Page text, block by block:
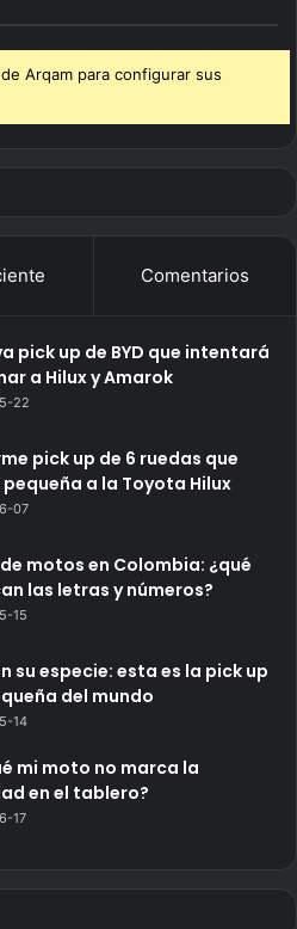
Arqam para configurar sus
Comentarios
pick up de BYD que intentará
a Hilux y Amarok
22
pick up de 6 ruedas que
a la Toyota Hilux
07
motos en Colombia: ¿qué
las letras y números?
15
su especie: esta es la pick up
del mundo
14
mi moto no marca la
en el tablero?
17